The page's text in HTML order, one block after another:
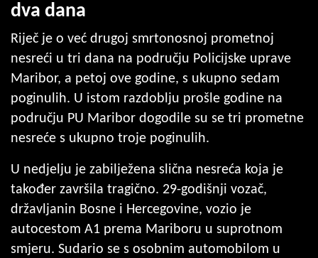
dva dana
Riječ je o već drugoj smrtonosnoj prometnoj
nesreći u tri dana na području Policijske uprave
Maribor, a petoj ove godine, s ukupno sedam
poginulih. U istom razdoblju prošle godine na
području PU Maribor dogodile su se tri prometne
nesreće s ukupno troje poginulih.
U nedjelju je zabilježena slična nesreća koja je
također završila tragično. 29-godišnji vozač,
državljanin Bosne i Hercegovine, vozio je
autocestom A1 prema Mariboru u suprotnom
smjeru. Sudario se s osobnim automobilom u